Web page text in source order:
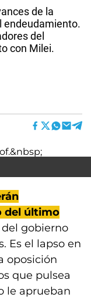
de la
endeudamiento.
del
con Milei.
del último
gobierno
Es el lapso en
oposición
que pulsea
le aprueban